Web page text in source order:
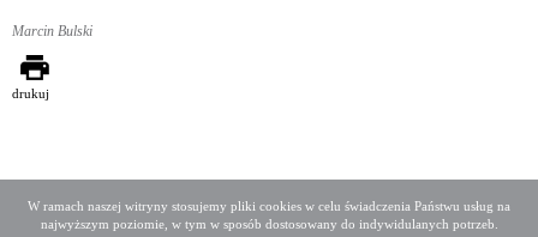
W ramach naszej witryny stosujemy pliki cookies w celu świadczenia Państwu usług na
najwyższym poziomie, w tym w sposób dostosowany do indywidulanych potrzeb.
Marcin Bulski
drukuj
Deklaracja dostępności Mapa serwisu